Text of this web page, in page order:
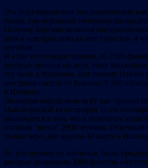
Эта игра определена эпидемиологами
бомба, как огромный генератор
Поэтому Бергамо является
хотя в нем практически нет туристов. 4
погибли.
И если этого недостаточно, то 2500
которые пришли на игру, тоже
эту чуму в Испанию. Вот почему Италия
центрами смерти от Короны: 9 200
в Испании.
Эксперты определили игру как “ground
Нью-йоркской катастрофой 11-го
заключается в том, что в результате
погибло “всего” 2900 человек.
толпы через две недели 10 марта в
Те, кто ничему не научился, были
которые позволили 3000 фанатов